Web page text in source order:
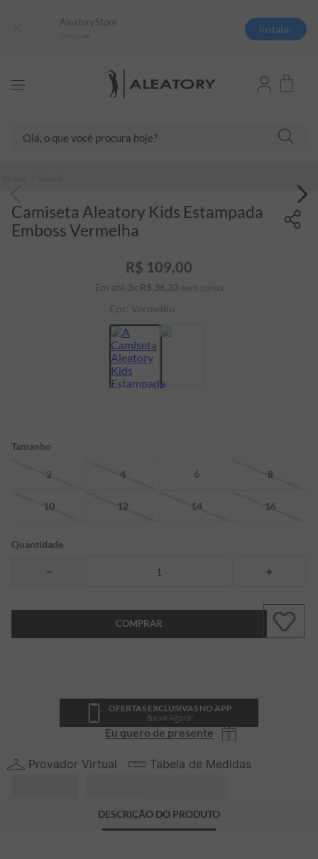
AleatoryStore
Instalar
Camiseta Aleatory Kids Estampada
Emboss Vermelha
R$ 109,00
Em até 3x R$ 36,33 sem juros
Cor: Vermelho
Tamanho
2 4 6 8
10 12 14 16
Quantidade
＋
－
COMPRAR
OFERTAS EXCLUSIVAS NO APP
Baixe Agora!
Eu quero de presente
Provador Virtual Tabela de Medidas
DESCRIÇÃO DO PRODUTO
2º
camiseta listrada
4º
camiseta
5º
pima
6º
7º
9